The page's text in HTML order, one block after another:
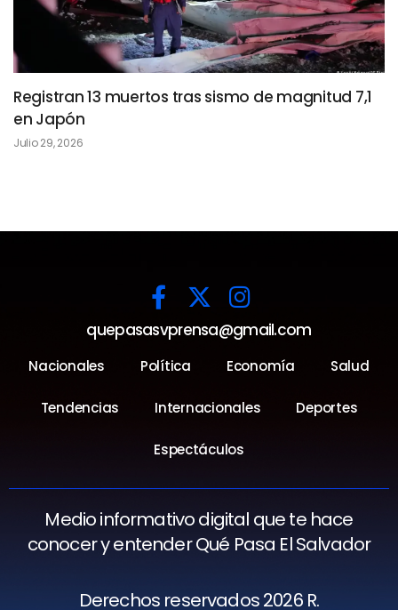
Registran 13 muertos tras sismo de magnitud 7,1
en Japón
Julio 29, 2026
quepasasvprensa@gmail.com
Nacionales Política Economía Salud
Tendencias Internacionales Deportes
Espectáculos
Medio informativo digital que te hace
conocer y entender Qué Pasa El Salvador
Derechos reservados 2026 R.